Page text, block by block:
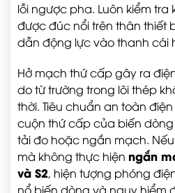
lỗi ngược pha. Luôn kiểm tra
được đúc nổi trên thân thiết
dẫn động lực vào thanh cái
Hở mạch thứ cấp gây ra
do từ trường trong lõi thép
thời. Tiêu chuẩn an toàn
cuộn thứ cấp của biến
tải đo hoặc ngắn mạch.
mà không thực hiện ngắn
và S2, hiện tượng phóng
nổ biến dòng và nguy hiểm